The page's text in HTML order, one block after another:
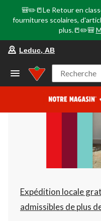
🎒✏️📒Le Retour en
fournitures scolaires,
plus.📒✏️🎒
Leduc, AB
Recherche
Expédition locale
admissibles de plus